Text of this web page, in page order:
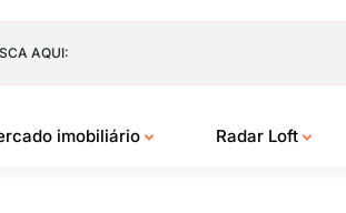
AQUI:
imobiliário Radar Loft